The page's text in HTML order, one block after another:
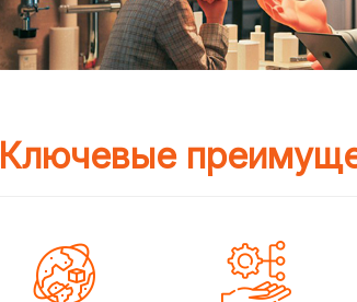
Ключевые